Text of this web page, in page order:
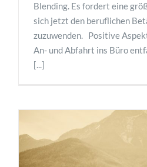
Blending. Es fordert eine
sich jetzt den beruflichen
zuzuwenden. Positive
An- und Abfahrt ins Büro
[...]